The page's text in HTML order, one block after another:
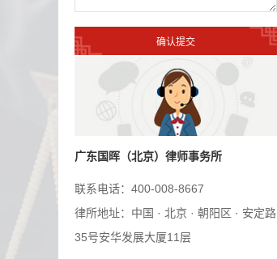
广东国晖（北京）律师事务所
联系电话：400-008-8667
律所地址：中国 · 北京 · 朝阳区 · 安定路
35号安华发展大厦11层